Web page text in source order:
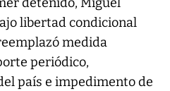
detenido, Miguel
libertad condicional
medida
periódico,
país e impedimento de